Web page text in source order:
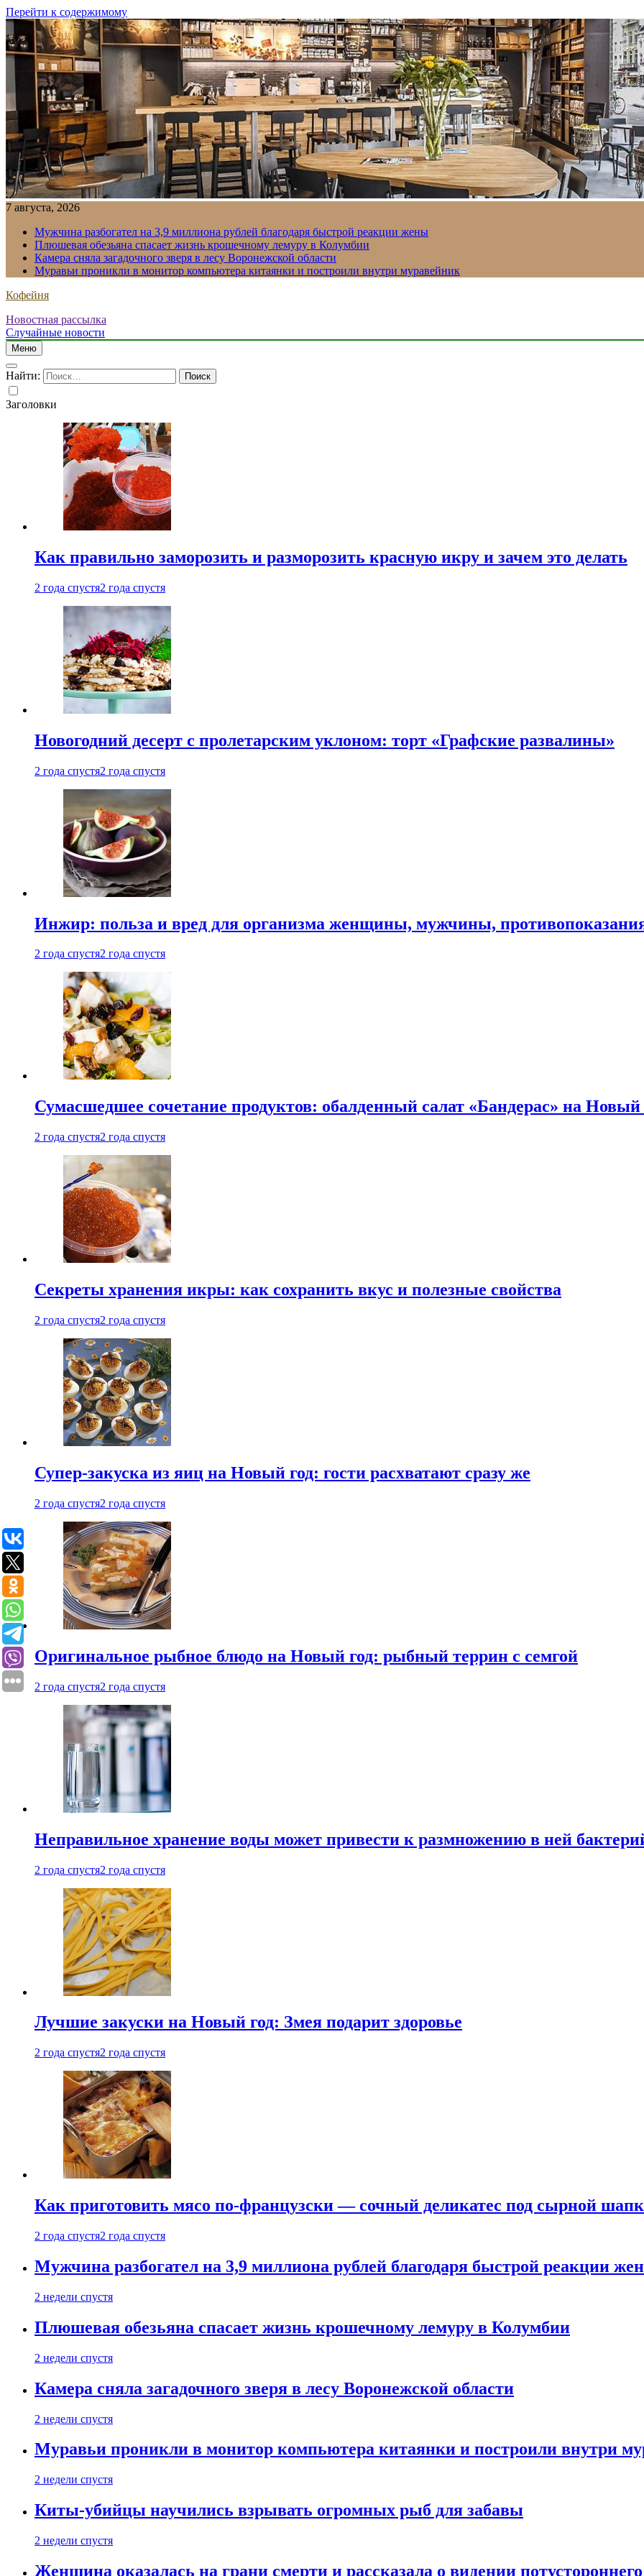
Перейти к содержимому
7 августа, 2026
Мужчина разбогател на 3,9 миллиона рублей благодаря быстрой реакции жены
Плюшевая обезьяна спасает жизнь крошечному лемуру в Колумбии
Камера сняла загадочного зверя в лесу Воронежской области
Муравьи проникли в монитор компьютера китаянки и построили внутри муравейник
Кофейня
Новостная рассылка
Случайные новости
Меню
Найти:
Заголовки
Как правильно заморозить и разморозить красную икру и зачем это делать
2 года спустя2 года спустя
Новогодний десерт с пролетарским уклоном: торт «Графские развалины»
2 года спустя2 года спустя
Инжир: польза и вред для организма женщины, мужчины,
2 года спустя2 года спустя
Сумасшедшее сочетание продуктов: обалденный салат «Бандерас» на Новый
2 года спустя2 года спустя
Секреты хранения икры: как сохранить вкус и полезные свойства
2 года спустя2 года спустя
Супер-закуска из яиц на Новый год: гости расхватают сразу же
2 года спустя2 года спустя
Оригинальное рыбное блюдо на Новый год: рыбный террин с семгой
2 года спустя2 года спустя
Неправильное хранение воды может привести к размножению в ней
2 года спустя2 года спустя
Лучшие закуски на Новый год: Змея подарит здоровье
2 года спустя2 года спустя
Как приготовить мясо по-французски — сочный деликатес под сырной
2 года спустя2 года спустя
Мужчина разбогател на 3,9 миллиона рублей благодаря быстрой реакции
2 недели спустя
Плюшевая обезьяна спасает жизнь крошечному лемуру в Колумбии
2 недели спустя
Камера сняла загадочного зверя в лесу Воронежской области
2 недели спустя
Муравьи проникли в монитор компьютера китаянки и построили внутри
2 недели спустя
Киты-убийцы научились взрывать огромных рыб для забавы
2 недели спустя
Женщина оказалась на грани смерти и рассказала о видении